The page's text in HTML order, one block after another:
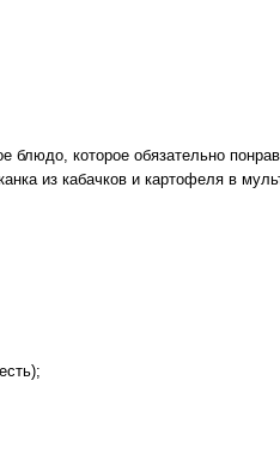
блюдо, которое обязательно
из кабачков и картофеля в